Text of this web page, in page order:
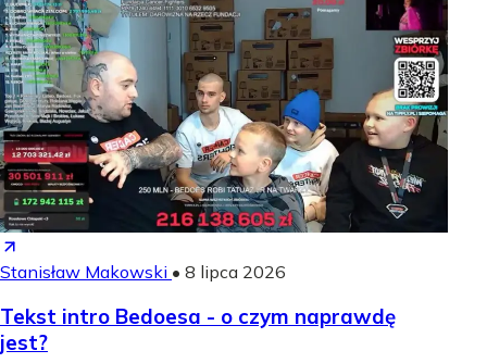
Stanisław Makowski • 8 lipca 2026
Tekst intro Bedoesa - o czym naprawdę
jest?